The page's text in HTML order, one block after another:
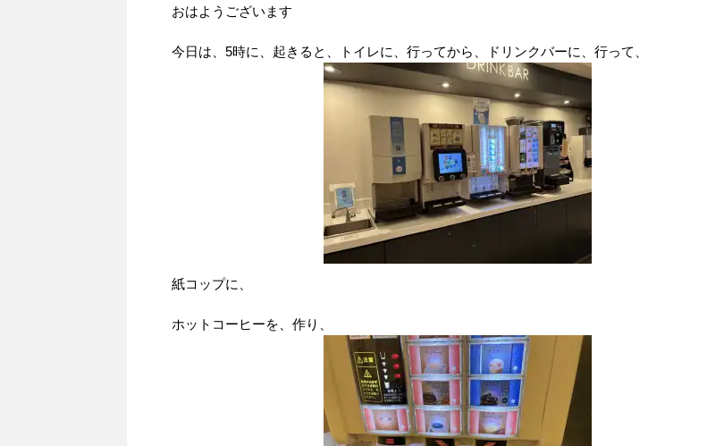
おはようございます
今日は、5時に、起きると、トイレに、行ってから、ドリンクバーに、行って、
紙コップに、
ホットコーヒーを、作り、